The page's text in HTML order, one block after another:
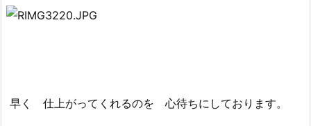
早く 仕上がってくれるのを 心待ちにしております。